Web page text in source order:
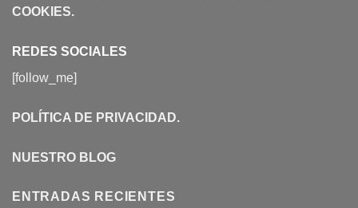
COOKIES.
REDES SOCIALES
[follow_me]
POLÍTICA DE PRIVACIDAD.
NUESTRO BLOG
ENTRADAS RECIENTES